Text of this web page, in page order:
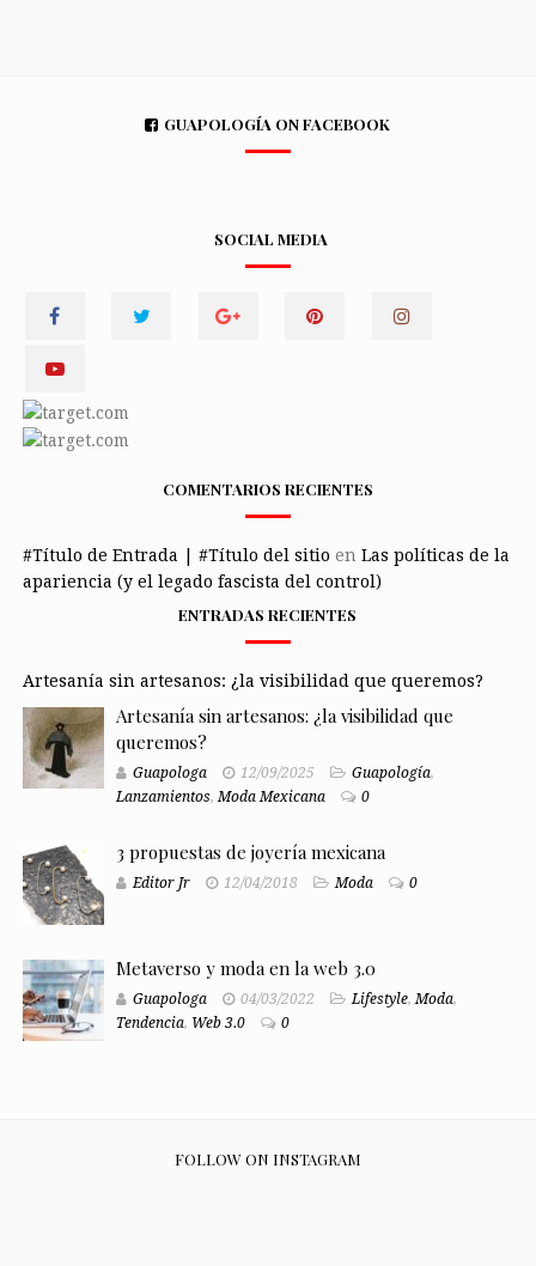
GUAPOLOGÍA ON FACEBOOK
SOCIAL MEDIA
COMENTARIOS RECIENTES
#Título de Entrada | #Título del sitio en Las políticas de la
apariencia (y el legado fascista del control)
ENTRADAS RECIENTES
Artesanía sin artesanos: ¿la visibilidad que queremos?
Artesanía sin artesanos: ¿la visibilidad que
queremos?
Guapologa 12/09/2025 Guapología,
Lanzamientos,Moda Mexicana 0
3 propuestas de joyería mexicana
Editor Jr 12/04/2018 Moda 0
Metaverso y moda en la web 3.0
Guapologa 04/03/2022 Lifestyle,Moda,
Tendencia, Web 3.0 0
FOLLOW ON INSTAGRAM